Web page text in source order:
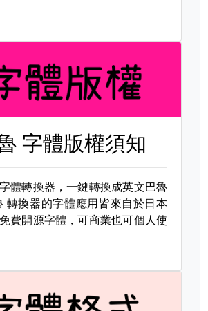
字體版權須知
體轉換器，一鍵轉換成英文巴魯
轉換器的字體應用皆來自於日本
費開源字體，可商業也可個人使